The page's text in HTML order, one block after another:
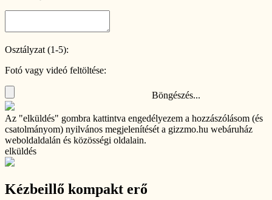
Osztályzat (1-5):
Fotó vagy videó feltöltése:
Böngészés...
Az "elküldés" gombra kattintva engedélyezem a hozzászólásom (és
csatolmányom) nyilvános megjelenítését a gizzmo.hu webáruház
weboldaldalán és közösségi oldalain.
elküldés
Kézbeillő kompakt erő